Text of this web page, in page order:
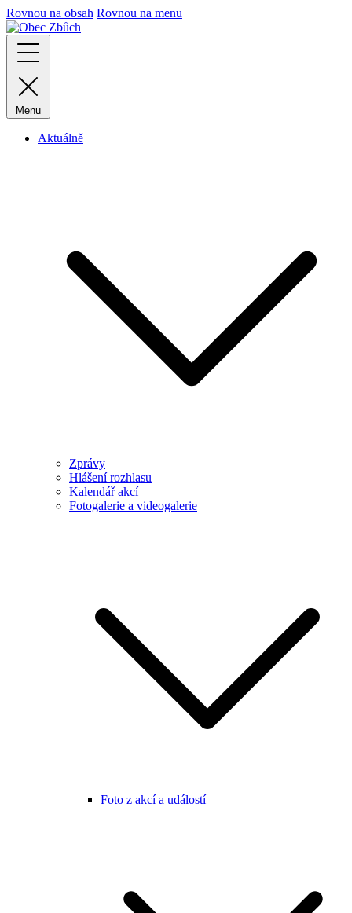
Rovnou na obsah Rovnou na menu
Menu
Aktuálně
Zprávy
Hlášení rozhlasu
Kalendář akcí
Fotogalerie a videogalerie
Foto z akcí a událostí